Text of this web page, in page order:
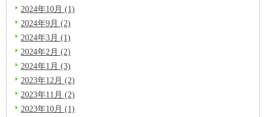
2024年10月 (1)
2024年9月 (2)
2024年3月 (1)
2024年2月 (2)
2024年1月 (3)
2023年12月 (2)
2023年11月 (2)
2023年10月 (1)